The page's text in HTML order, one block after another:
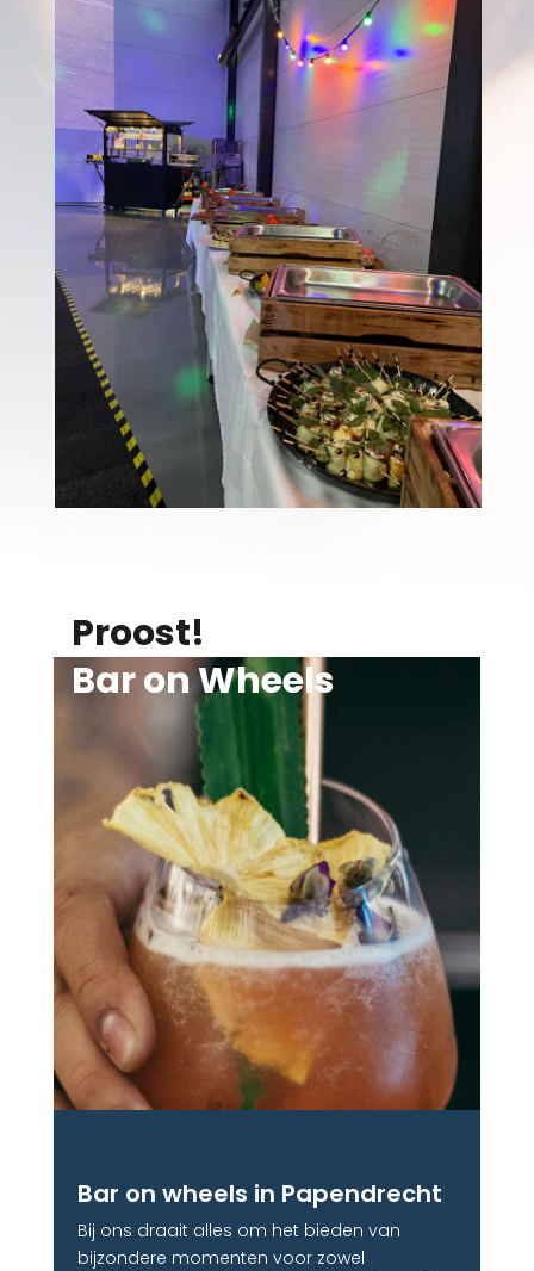
Proost!
Bar on Wheels
Bar on wheels in Papendrecht
Bij ons draait alles om het bieden van
bijzondere momenten voor zowel